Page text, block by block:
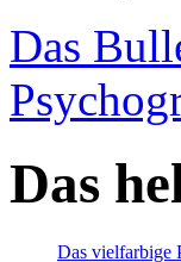
Das
Das
Das vielfarbige